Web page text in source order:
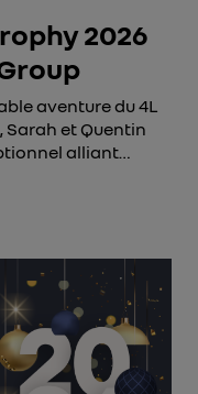
2026
aventure du 4L
Sarah et Quentin
alliant